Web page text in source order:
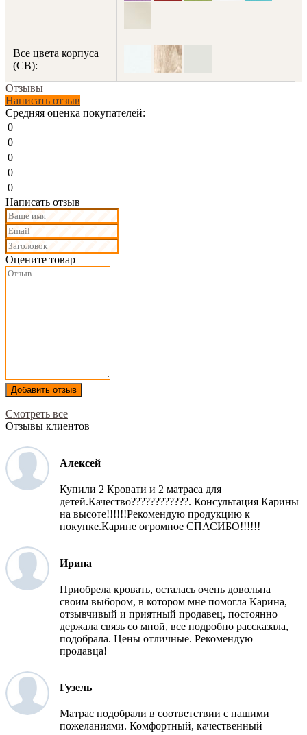
Все цвета корпуса
(СВ):
Отзывы
Написать отзыв
Средняя оценка покупателей:
0
0
0
0
0
Написать отзыв
Оцените товар
Добавить отзыв
Смотреть все
Отзывы клиентов
Алексей
Купили 2 Кровати и 2 матраса для
детей.Качество????????????. Консультация Карины
на высоте!!!!!!Рекомендую продукцию к
покупке.Карине огромное СПАСИБО!!!!!!
Ирина
Приобрела кровать, осталась очень довольна
своим выбором, в котором мне помогла Карина,
отзывчивый и приятный продавец, постоянно
держала связь со мной, все подробно рассказала,
подобрала. Цены отличные. Рекомендую
продавца!
Гузель
Матрас подобрали в соответствии с нашими
пожеланиями. Комфортный, качественный